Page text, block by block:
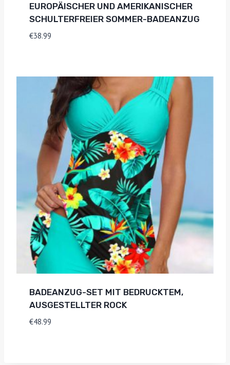
EUROPÄISCHER UND AMERIKANISCHER
SCHULTERFREIER SOMMER-BADEANZUG
€38.99
BADEANZUG-SET MIT BEDRUCKTEM,
AUSGESTELLTER ROCK
€48.99